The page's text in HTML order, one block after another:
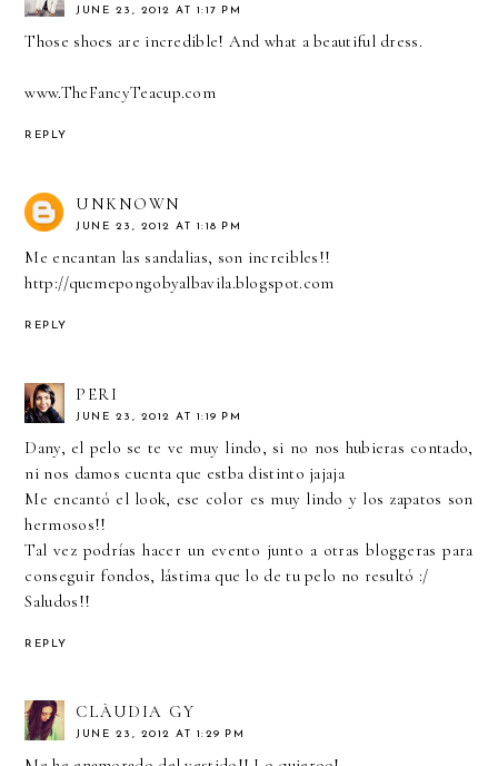
JUNE 23, 2012 AT 1:17 PM
Those shoes are incredible! And what a beautiful dress.
www.TheFancyTeacup.com
REPLY
UNKNOWN
JUNE 23, 2012 AT 1:18 PM
Me encantan las sandalias, son increibles!!
http://quemepongobyalbavila.blogspot.com
REPLY
PERI
JUNE 23, 2012 AT 1:19 PM
Dany, el pelo se te ve muy lindo, si no nos hubieras contado,
ni nos damos cuenta que estba distinto jajaja
Me encantó el look, ese color es muy lindo y los zapatos son
hermosos!!
Tal vez podrías hacer un evento junto a otras bloggeras para
conseguir fondos, lástima que lo de tu pelo no resultó :/
Saludos!!
REPLY
CLÀUDIA GY
JUNE 23, 2012 AT 1:29 PM